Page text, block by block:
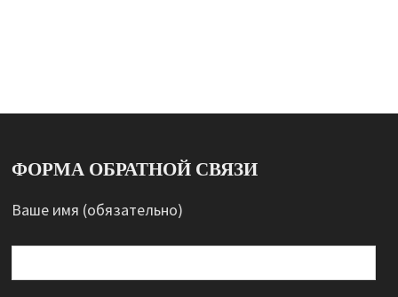
ФОРМА ОБРАТНОЙ СВЯЗИ
Ваше имя (обязательно)